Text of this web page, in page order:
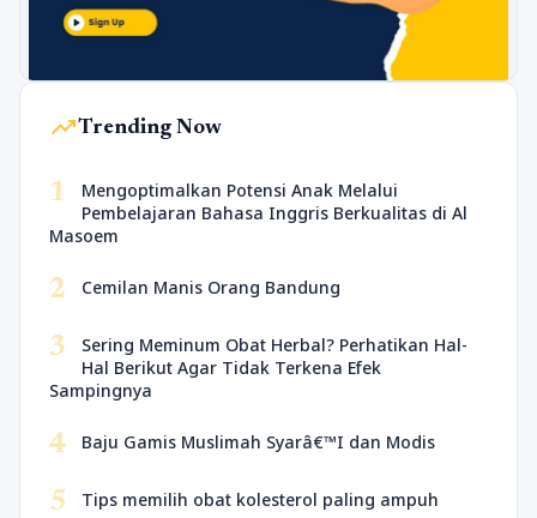
trending_upTrending Now
1
Mengoptimalkan Potensi Anak Melalui
Pembelajaran Bahasa Inggris Berkualitas di Al
Masoem
2 Cemilan Manis Orang Bandung
3
Sering Meminum Obat Herbal? Perhatikan Hal-
Hal Berikut Agar Tidak Terkena Efek
Sampingnya
4 Baju Gamis Muslimah Syarâ€™I dan Modis
5 Tips memilih obat kolesterol paling ampuh